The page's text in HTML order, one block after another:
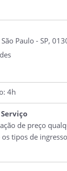
Paulo - SP,
4h
de preço
tipos de